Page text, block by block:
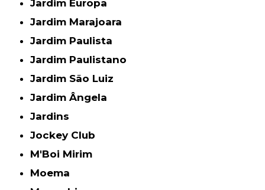
Jardim Europa
Jardim Marajoara
Jardim Paulista
Jardim Paulistano
Jardim São Luiz
Jardim Ângela
Jardins
Jockey Club
M'Boi Mirim
Moema